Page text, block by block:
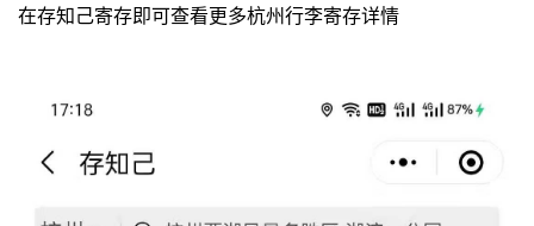
在存知己寄存即可查看更多杭州行李寄存详情